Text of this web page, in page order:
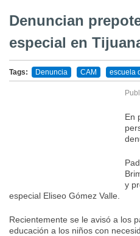
Denuncian
especial en
Tags: Denuncia CAM escuela
En
y
especial Eliseo Gómez Valle.
Recientemente se le avisó a los
educación a los niños con